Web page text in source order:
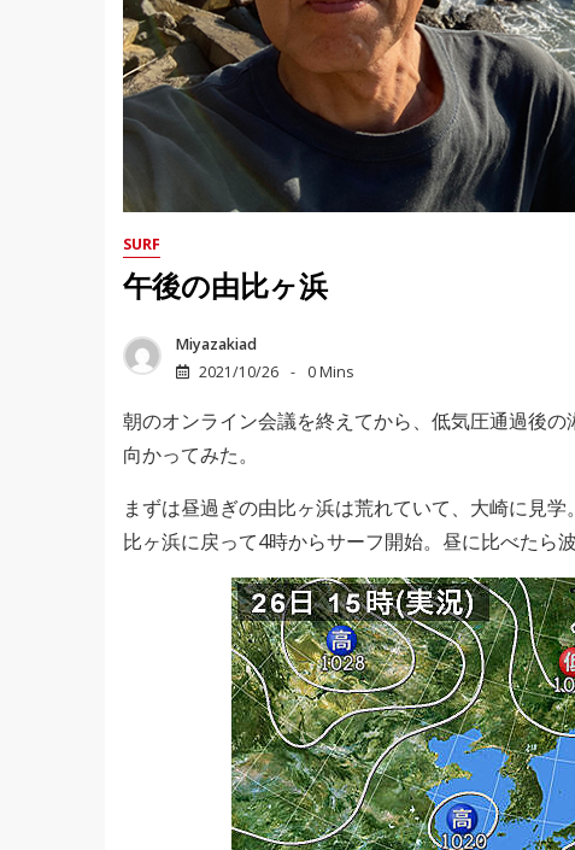
SURF
午後の由比ヶ浜
Miyazakiad
2021/10/26
0 Mins
朝のオンライン会議を終えてから、低気圧通過後
向かってみた。
まずは昼過ぎの由比ヶ浜は荒れていて、大崎に見
比ヶ浜に戻って4時からサーフ開始。昼に比べたら